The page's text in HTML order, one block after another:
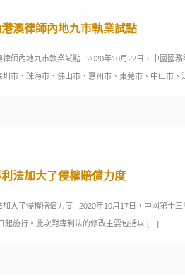
澳律師內地九市執業試點
律師內地九市執業試點 2020年10月22日，中國國
圳市、珠海市、佛山市、惠州市、東莞市、中山市、
法加大了侵權賠償力度
加大了侵權賠償力度 2020年10月17日，中國第十
起施行。此次對專利法的修改主要包括以 […]